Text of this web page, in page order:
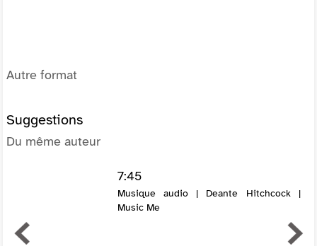
Autre format
Suggestions
Du même auteur
7:45
Musique audio | Deante Hitchcock |
Music Me